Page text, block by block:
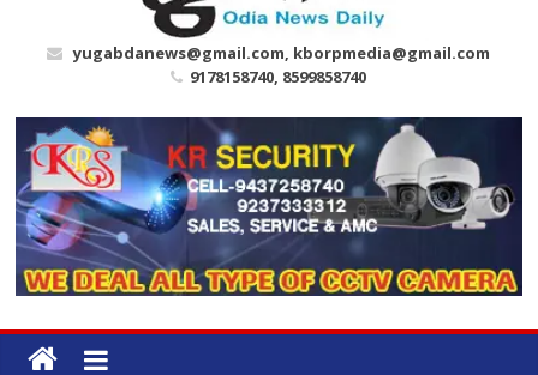
yugabdanews@gmail.com, kborpmedia@gmail.com
9178158740, 8599858740